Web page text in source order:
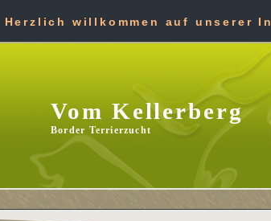
Herzlich willkommen auf unserer
Vom Kellerberg
Border Terrierzucht